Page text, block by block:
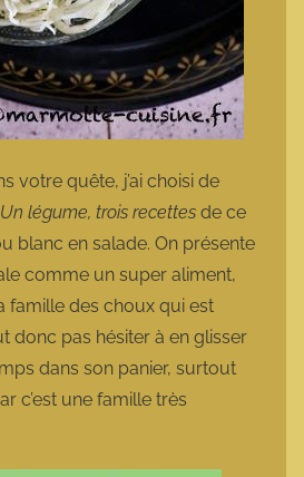
votre quête, j’ai choisi de
Un légume, trois recettes de ce
blanc en salade. On présente
comme un super aliment,
famille des choux qui est
donc pas hésiter à en glisser
dans son panier, surtout
c’est une famille très